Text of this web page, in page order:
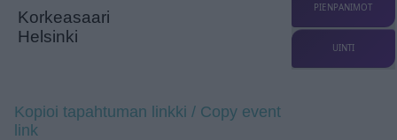
Korkeasaari
Helsinki
Kopioi tapahtuman linkki / Copy event
link
PIENPANIMOT
UINTI